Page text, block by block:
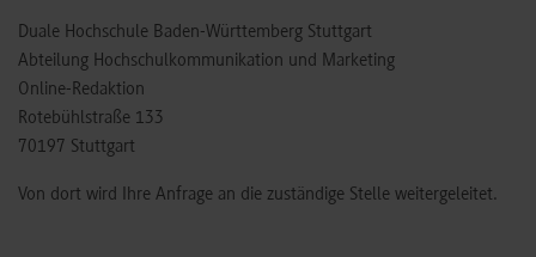
Duale Hochschule Baden-Württemberg Stuttgart
Abteilung Hochschulkommunikation und Marketing
Online-Redaktion
Rotebühlstraße 133
70197 Stuttgart
Von dort wird Ihre Anfrage an die zuständige Stelle weitergeleitet.